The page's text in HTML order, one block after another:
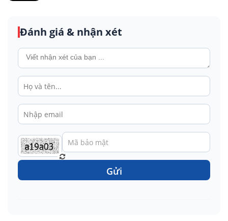
Đánh giá & nhận xét
Gửi